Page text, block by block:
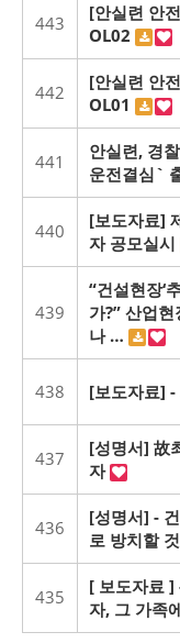
443
[안실련 안
OL02
442
[안실련 안
OL01
441
안실련, 경
운전결심`
440
[보도자료]
자 공모실시
439
“건설현장‘
가?” 산업
나 …
438 [보도자료]
437
[성명서] 故
자
436
[성명서] -
로 방치할
435
[ 보도자료 ]
자, 그 가족